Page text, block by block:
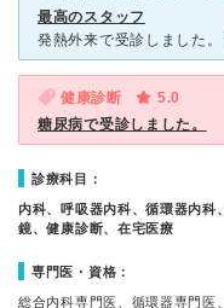
最高のスタッフ
健康診断
5.0
糖尿病で受診しました。
診療科目：
内科、呼吸器内科、循環器内科
鏡、健康診断、在宅医療
専門医・資格：
総合内科専門医、循環器専門医